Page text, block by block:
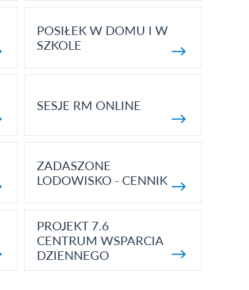
POSIŁEK W DOMU I W
SZKOLE
SESJE RM ONLINE
ZADASZONE
LODOWISKO - CENNIK
PROJEKT 7.6
CENTRUM WSPARCIA
DZIENNEGO